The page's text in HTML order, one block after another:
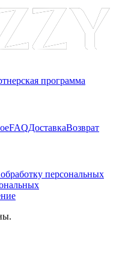
программа
FAQДоставкаВозврат
персональных